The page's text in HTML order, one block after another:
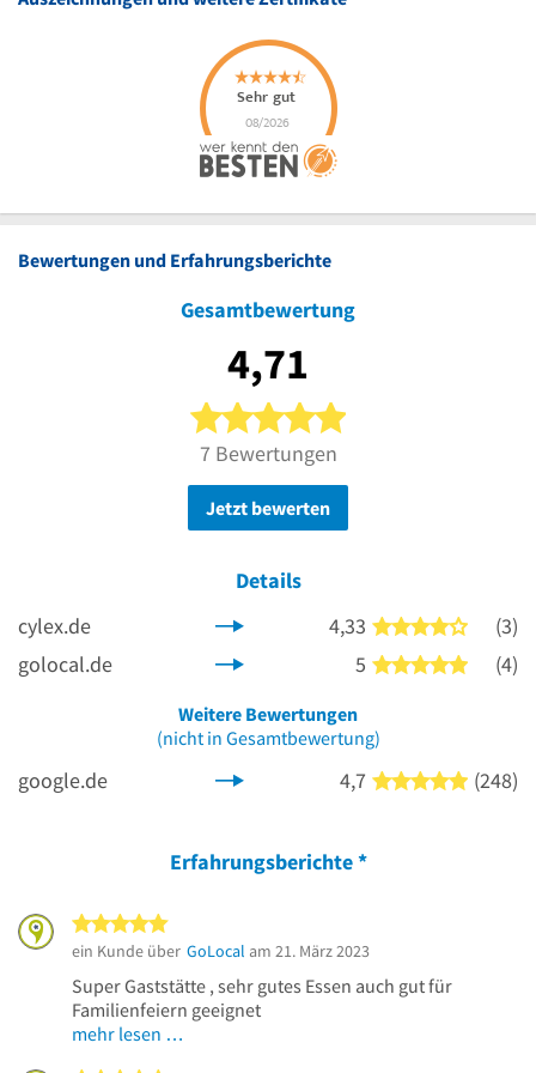
Bewertungen und Erfahrungsberichte
Gesamtbewertung
4,71
5 von 5 Sternen
7 Bewertungen
Jetzt bewerten
Details
cylex.de
4,33 4 von 5
(3)
golocal.de
5 5 von 5
(4)
Weitere Bewertungen
(nicht in Gesamtbewertung)
google.de 4,7 5 von 5
(248)
Erfahrungsberichte*
ein Kunde über GoLocal am 21. März 2023
Super Gaststätte , sehr gutes Essen auch gut für
Familienfeiern geeignet
mehr lesen …